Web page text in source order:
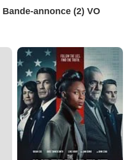
annonce (2) VO